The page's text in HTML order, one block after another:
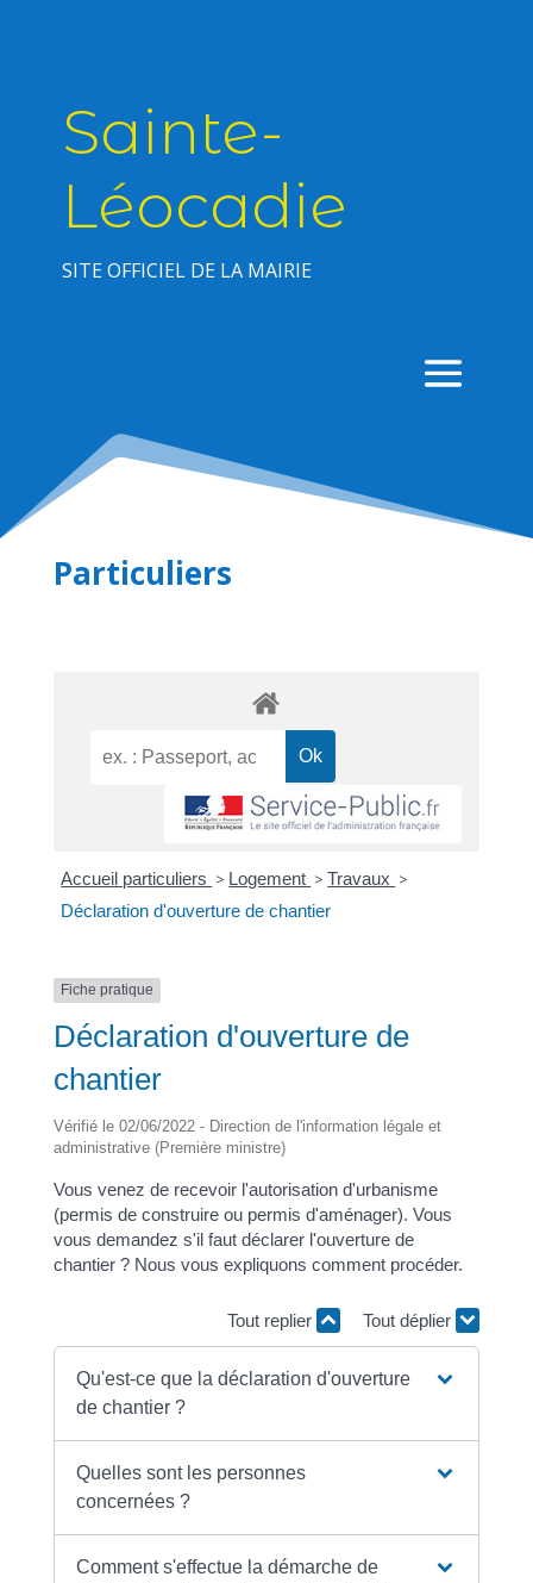
Sainte-
Léocadie
SITE OFFICIEL DE LA MAIRIE
Particuliers
Accueil particuliers > Logement > Travaux >
Déclaration d'ouverture de chantier
Fiche pratique
Déclaration d'ouverture de
chantier
Vérifié le 02/06/2022 - Direction de l'information légale et
administrative (Première ministre)
Vous venez de recevoir l'autorisation d'urbanisme
(permis de construire ou permis d'aménager). Vous
vous demandez s'il faut déclarer l'ouverture de
chantier ? Nous vous expliquons comment procéder.
Tout replier Tout déplier
Qu'est-ce que la déclaration d'ouverture
de chantier ?
Quelles sont les personnes
concernées ?
Comment s'effectue la démarche de